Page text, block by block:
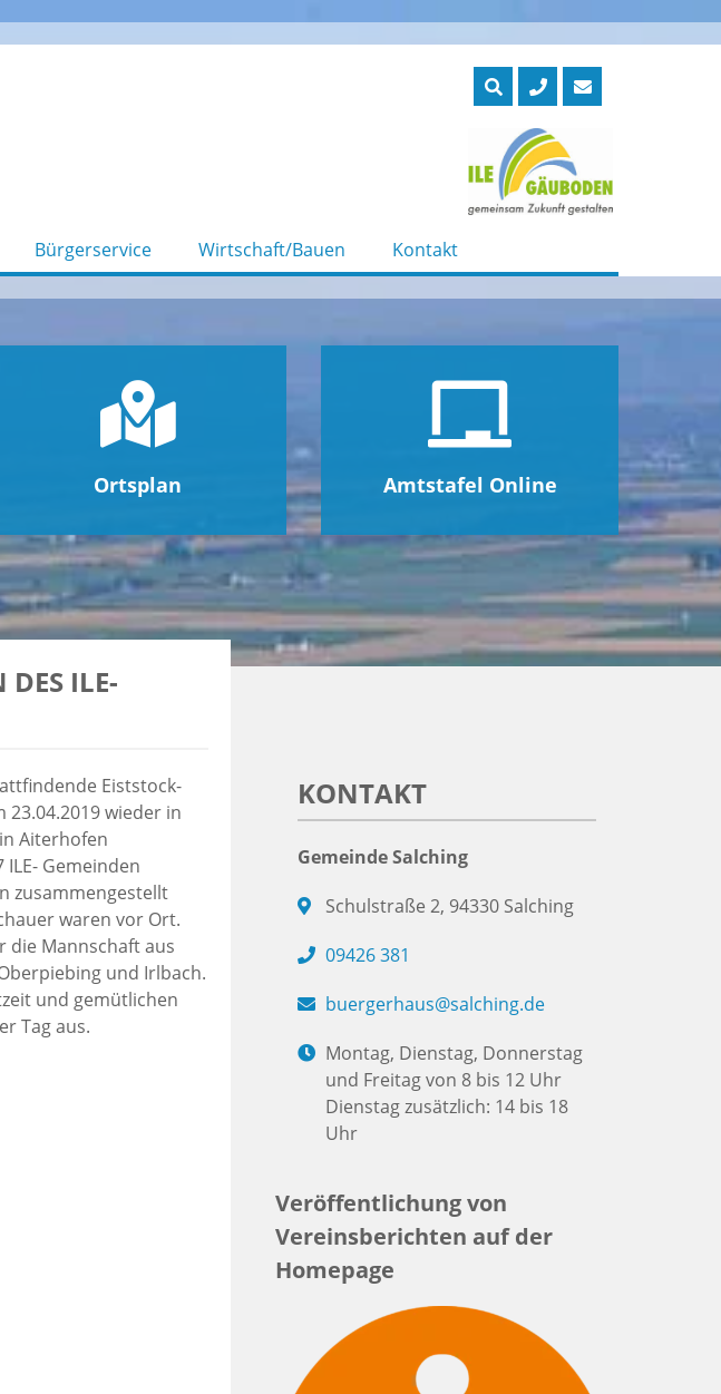
Bürgerservice Wirtschaft/Bauen Kontakt
Ortsplan Amtstafel Online
DES ILE-
Eiststock-
wieder in
Aiterhofen
Gemeinden
zusammengestellt
waren vor Ort.
die Mannschaft aus
und Irlbach.
und gemütlichen
Tag aus.
KONTAKT
Gemeinde Salching
Schulstraße 2, 94330 Salching
09426 381
buergerhaus@salching.de
Montag, Dienstag, Donnerstag
und Freitag von 8 bis 12 Uhr
Dienstag zusätzlich: 14 bis 18
Uhr
Veröffentlichung von
Vereinsberichten auf der
Homepage